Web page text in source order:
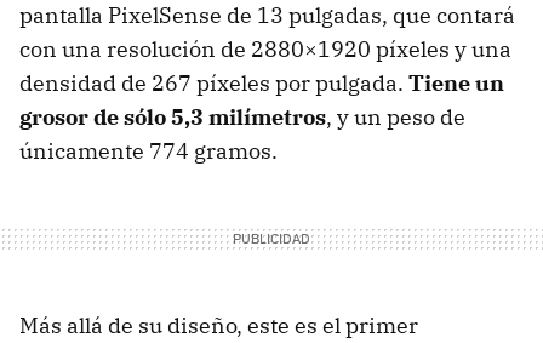
pantalla PixelSense de 13 pulgadas, que contará
con una resolución de 2880×1920 píxeles y una
densidad de 267 píxeles por pulgada. Tiene un
grosor de sólo 5,3 milímetros, y un peso de
únicamente 774 gramos.
Más allá de su diseño, este es el primer